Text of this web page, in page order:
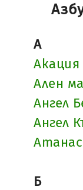
А
Акация
Ален
Ангел
Ангел
Б